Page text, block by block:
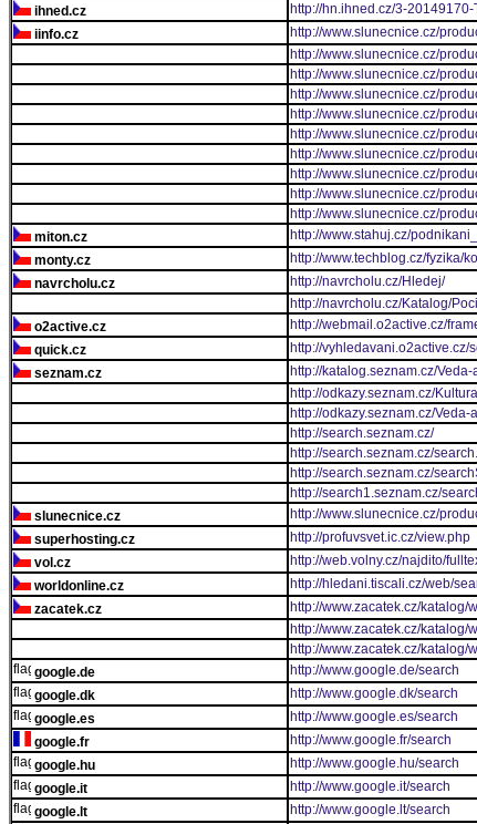
ihned.cz
http://hn.ihned.cz/3-
iinfo.cz
http://www.slunecnice.cz/
http://www.slunecnice.cz/
http://www.slunecnice.cz/
http://www.slunecnice.cz/
http://www.slunecnice.cz/
http://www.slunecnice.cz/
http://www.slunecnice.cz/
http://www.slunecnice.cz/
http://www.slunecnice.cz/
http://www.slunecnice.cz/
miton.cz
http://www.stahuj.cz/
monty.cz
http://www.techblog.cz/fyzika/
navrcholu.cz
http://navrcholu.cz/Hledej/
http://navrcholu.cz/Katalog/
o2active.cz
http://webmail.o2active.cz/
quick.cz
http://vyhledavani.o2active.cz/
seznam.cz
http://katalog.seznam.cz/
http://odkazy.seznam.cz/
http://odkazy.seznam.cz/
http://search.seznam.cz/
http://search.seznam.cz/
http://search.seznam.cz/
http://search1.seznam.cz/
slunecnice.cz
http://www.slunecnice.cz/
superhosting.cz
http://profuvsvet.ic.cz/view.php
vol.cz
http://web.volny.cz/najdito/
worldonline.cz
http://hledani.tiscali.cz/web/
zacatek.cz
http://www.zacatek.cz/
http://www.zacatek.cz/
http://www.zacatek.cz/katalog/
google.de
http://www.google.de/search
google.dk
http://www.google.dk/search
google.es
http://www.google.es/search
google.fr
http://www.google.fr/search
google.hu
http://www.google.hu/search
google.it
http://www.google.it/search
google.lt
http://www.google.lt/search